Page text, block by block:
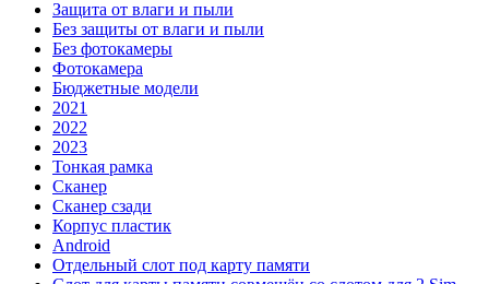
Защита от влаги и пыли
Без защиты от влаги и пыли
Без фотокамеры
Фотокамера
Бюджетные модели
2021
2022
2023
Тонкая рамка
Сканер
Сканер сзади
Корпус пластик
Android
Отдельный слот под карту памяти